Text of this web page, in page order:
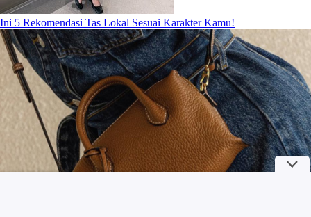
Ini 5 Rekomendasi Tas Lokal Sesuai Karakter Kamu!